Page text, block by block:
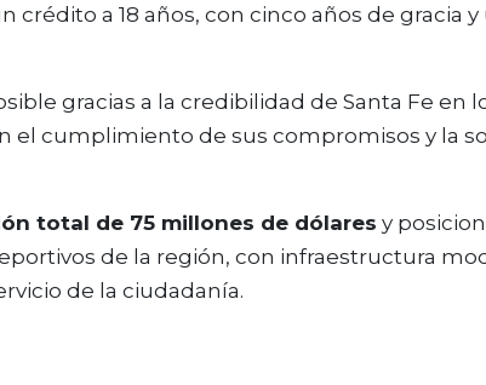
a 18 años, con cinco años de gracia y
gracias a la credibilidad de Santa Fe en
el cumplimiento de sus compromisos y la
total de 75 millones de dólares y
de la región, con infraestructura
de la ciudadanía.